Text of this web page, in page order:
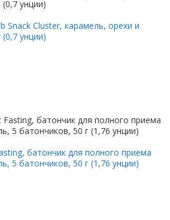
Snack Cluster, карамель, орехи и
унции)
батончик для полного приема
5 батончиков, 50 г (1,76 унции)